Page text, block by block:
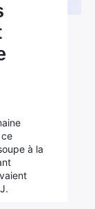
à la